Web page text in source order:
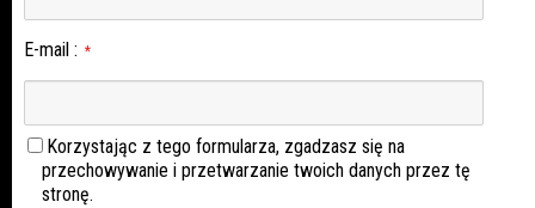
E-mail : *
Korzystając z tego formularza, zgadzasz się na
przechowywanie i przetwarzanie twoich danych przez tę
stronę.